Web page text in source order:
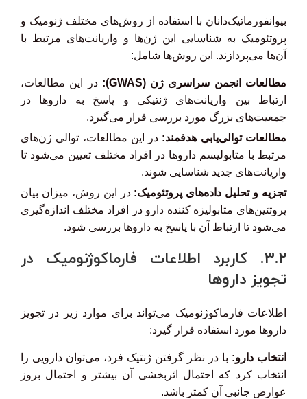
بیوانفورماتیک‌دانان با استفاده از روش‌های مختلف ژنومیک و
پروتئومیک به شناسایی این ژن‌ها و واریانت‌های مرتبط با
آن‌ها می‌پردازند. این روش‌ها شامل:
مطالعات انجمن سراسری ژن (GWAS):
در این مطالعات،
ارتباط بین واریانت‌های ژنتیکی و پاسخ به داروها در
جمعیت‌های بزرگ مورد بررسی قرار می‌گیرد.
مطالعات توالی‌یابی هدفمند: در این مطالعات، توالی ژن‌های
مرتبط با متابولیسم داروها در افراد مختلف تعیین می‌شود تا
واریانت‌های جدید شناسایی شوند.
تجزیه و تحلیل داده‌های پروتئومیک: در این روش، میزان بیان
پروتئین‌های متابولیزه کننده دارو در افراد مختلف اندازه‌گیری
می‌شود تا ارتباط آن با پاسخ به داروها بررسی شود.
3.2. کاربرد اطلاعات فارماکوژنومیک در
تجویز داروها
اطلاعات فارماکوژنومیک می‌تواند برای موارد زیر در تجویز
داروها مورد استفاده قرار گیرد:
انتخاب دارو: با در نظر گرفتن ژنتیک فرد، می‌توان دارویی را
انتخاب کرد که احتمال اثربخشی آن بیشتر و احتمال بروز
عوارض جانبی آن کمتر باشد.